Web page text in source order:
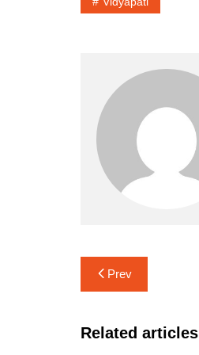
Post
navigation
Prev
Related articles